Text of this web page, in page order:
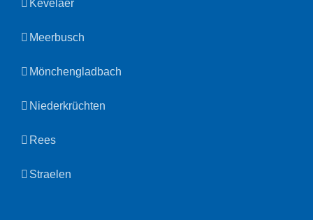
Kevelaer
Meerbusch
Mönchengladbach
Niederkrüchten
Rees
Straelen